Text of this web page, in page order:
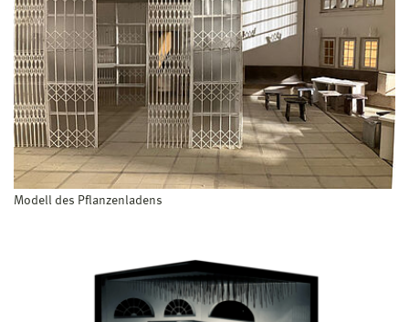
Modell des Pflanzenladens